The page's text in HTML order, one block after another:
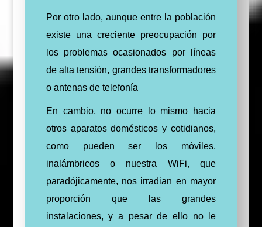
Por otro lado, aunque entre la población
existe una creciente preocupación por
los problemas ocasionados por líneas
de alta tensión, grandes transformadores
o antenas de telefonía
En cambio, no ocurre lo mismo hacia
otros aparatos domésticos y cotidianos,
como pueden ser los móviles,
inalámbricos o nuestra WiFi, que
paradójicamente, nos irradian en mayor
proporción que las grandes
instalaciones, y a pesar de ello no le